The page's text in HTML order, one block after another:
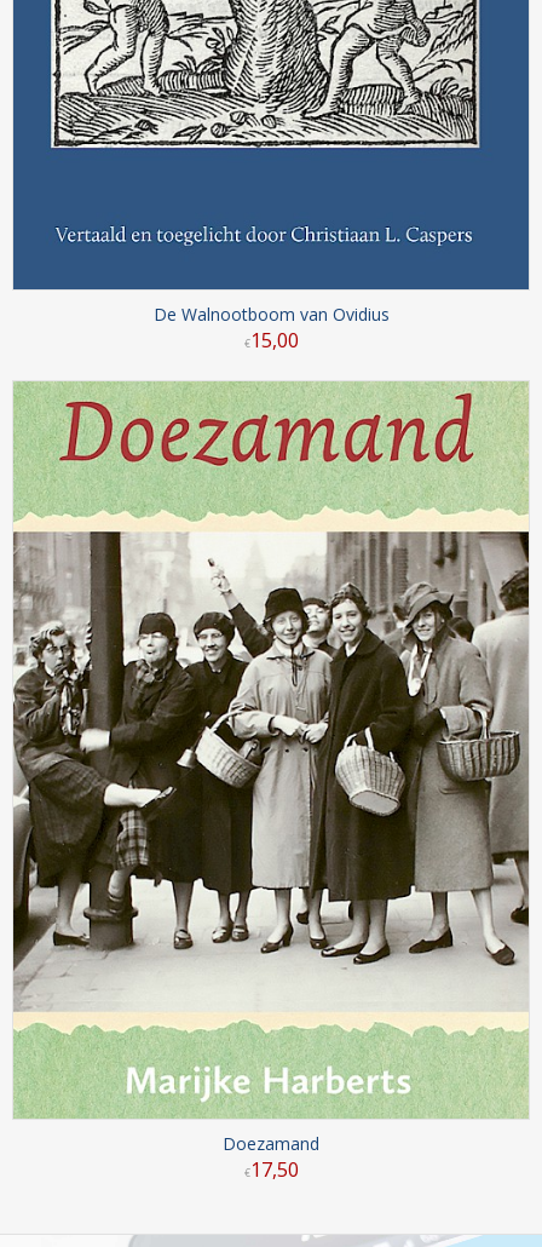
De Walnootboom van Ovidius
€15,00
Doezamand
€17,50